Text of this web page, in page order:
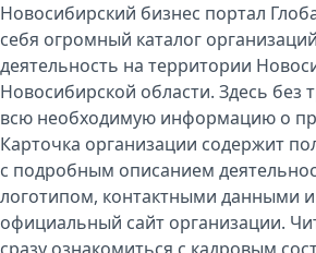
Новосибирский бизнес портал
себя огромный каталог
деятельность на территории
Новосибирской области. Здесь без
всю необходимую информацию о
Карточка организации содержит
с подробным описанием
логотипом, контактными данными
официальный сайт организации.